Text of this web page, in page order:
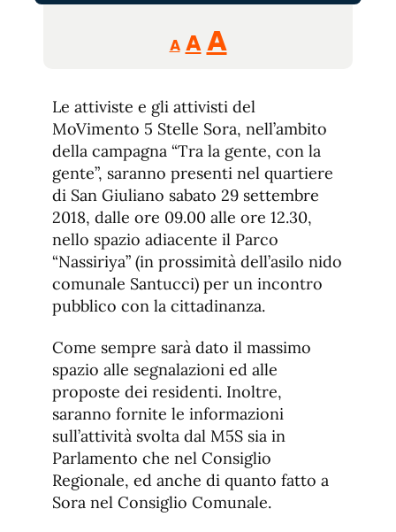
A
Reducir
tamaño
A Restablecer
de
fuente
AAumentar
de
fuente.
Le attiviste e gli attivisti del
MoVimento 5 Stelle Sora, nell’ambito
della campagna “Tra la gente, con la
gente”, saranno presenti nel quartiere
di San Giuliano sabato 29 settembre
2018, dalle ore 09.00 alle ore 12.30,
nello spazio adiacente il Parco
“Nassiriya” (in prossimità dell’asilo nido
comunale Santucci) per un incontro
pubblico con la cittadinanza.
Come sempre sarà dato il massimo
spazio alle segnalazioni ed alle
proposte dei residenti. Inoltre,
saranno fornite le informazioni
sull’attività svolta dal M5S sia in
Parlamento che nel Consiglio
Regionale, ed anche di quanto fatto a
Sora nel Consiglio Comunale.